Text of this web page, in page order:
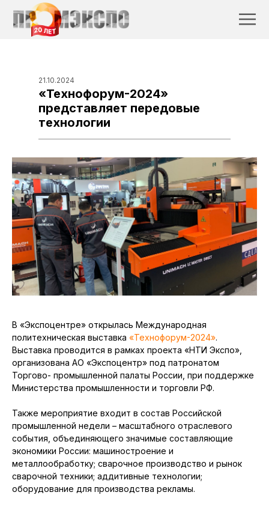
21.10.2024
«Технофорум-2024»
представляет передовые
технологии
В «Экспоцентре» открылась Международная
политехническая выставка «Технофорум-2024».
Выставка проводится в рамках проекта «НТИ Экспо»,
организована АО «Экспоцентр» под патронатом
Торгово- промышленной палаты России, при поддержке
Министерства промышленности и торговли РФ.
Также мероприятие входит в состав Российской
промышленной недели – масштабного отраслевого
события, объединяющего значимые составляющие
экономики России: машиностроение и
металлообработку; сварочное производство и рынок
сварочной техники; аддитивные технологии;
оборудование для производства рекламы.